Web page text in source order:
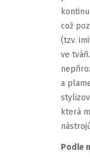
což
(tzv.
ve
a
která
Podle